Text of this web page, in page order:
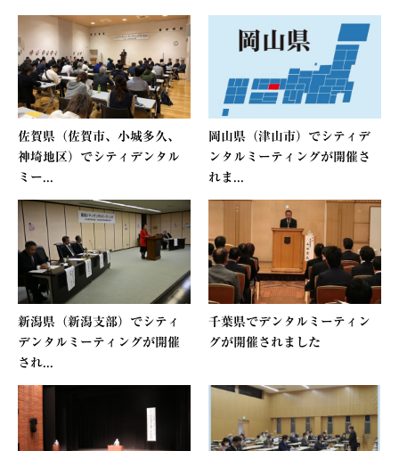
佐賀県（佐賀市、小城多久、
神埼地区）でシティデンタル
ミー...
岡山県（津山市）でシティデ
ンタルミーティングが開催さ
れま...
新潟県（新潟支部）でシティ
デンタルミーティングが開催
され...
千葉県でデンタルミーティン
グが開催されました